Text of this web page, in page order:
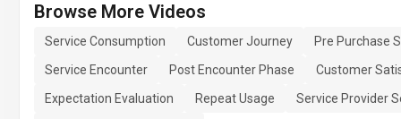
Browse More Videos
Service Consumption Customer Journey
Pre Purchase
Service Encounter
Post Encounter Phase
Customer
Expectation Evaluation
Repeat Usage
Service Provider